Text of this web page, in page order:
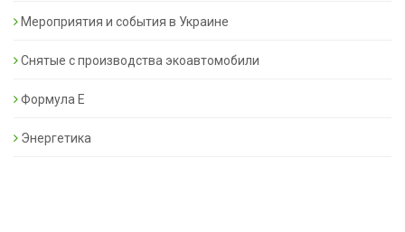
Мероприятия и события в Украине
Снятые с производства экоавтомобили
Формула Е
Энергетика